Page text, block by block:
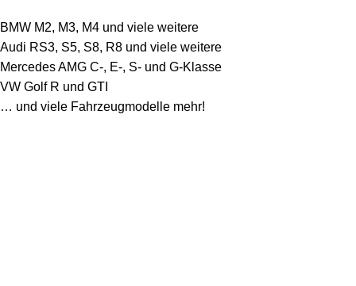
BMW M2, M3, M4 und viele weitere
Audi RS3, S5, S8, R8 und viele weitere
Mercedes AMG C-, E-, S- und G-Klasse
VW Golf R und GTI
… und viele Fahrzeugmodelle mehr!